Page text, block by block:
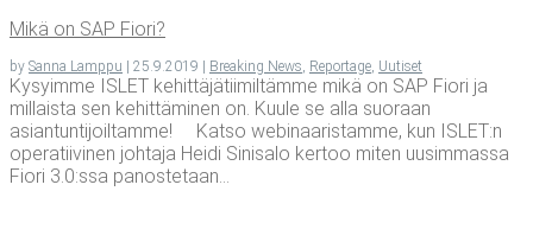
Mikä on SAP Fiori?
by Sanna Lamppu | 25.9.2019 | Breaking News Reportage Uutiset
Kysyimme ISLET kehittäjätiimiltämme mikä on SAP Fiori ja
millaista sen kehittäminen on. Kuule se alla suoraan
asiantuntijoiltamme! Katso webinaaristamme, kun ISLET:n
operatiivinen johtaja Heidi Sinisalo kertoo miten uusimmassa
Fiori 3.0:ssa panostetaan...